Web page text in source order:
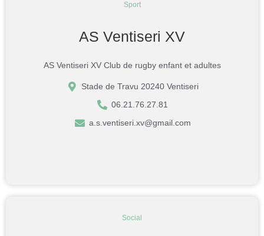
Sport
AS Ventiseri XV
AS Ventiseri XV Club de rugby enfant et adultes
Stade de Travu 20240 Ventiseri
06.21.76.27.81
a.s.ventiseri.xv@gmail.com
Social